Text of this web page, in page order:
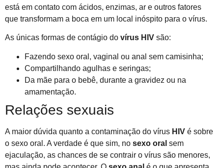
está em contato com ácidos, enzimas, ar e outros fatores
que transformam a boca em um local inóspito para o vírus.
As únicas formas de contágio do vírus HIV são:
Fazendo sexo oral, vaginal ou anal sem camisinha;
Compartilhando agulhas e seringas;
Da mãe para o bebê, durante a gravidez ou na
amamentação.
Relações sexuais
A maior dúvida quanto a contaminação do vírus HIV é sobre
o sexo oral. A verdade é que sim, no sexo oral sem
ejaculação, as chances de se contrair o vírus são menores,